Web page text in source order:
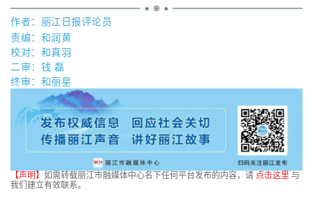
作者： 丽江日报评论员
责编：和润黄
校对：和真羽
二审：钱 磊
终审：和丽星
【声明】 如需转载丽江市融媒体中心名下任何平台发布的内容，请 点击这里 与
我们建立有效联系。